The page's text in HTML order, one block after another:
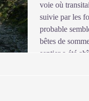
voie où
suivie par les
probable
bêtes de
sentier a été